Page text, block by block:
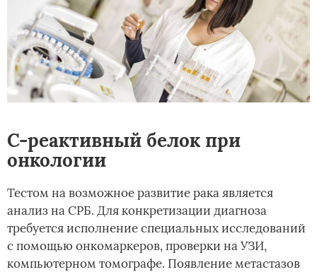
С-реактивный белок при
онкологии
Тестом на возможное развитие рака является
анализ на СРБ. Для конкретизации диагноза
требуется исполнение специальных исследований
с помощью онкомаркеров, проверки на УЗИ,
компьютерном томографе. Появление метастазов